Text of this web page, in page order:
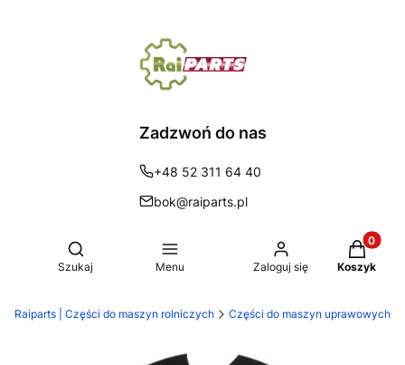
Zadzwoń do nas
+48 52 311 64 40
bok@raiparts.pl
Otwórz wyszukiwarkę
Szukaj Menu Zaloguj się Koszyk
Raiparts | Części do maszyn rolniczych Części do maszyn uprawowych